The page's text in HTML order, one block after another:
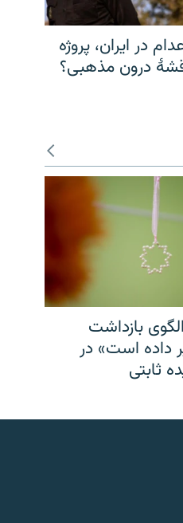
در ایران، پروژه
درون مذهبی؟
بازداشت
داده است» در
ثابتی